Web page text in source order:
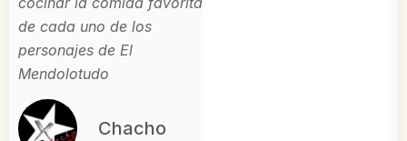
de cada uno de los
personajes de El
Mendolotudo
Chacho